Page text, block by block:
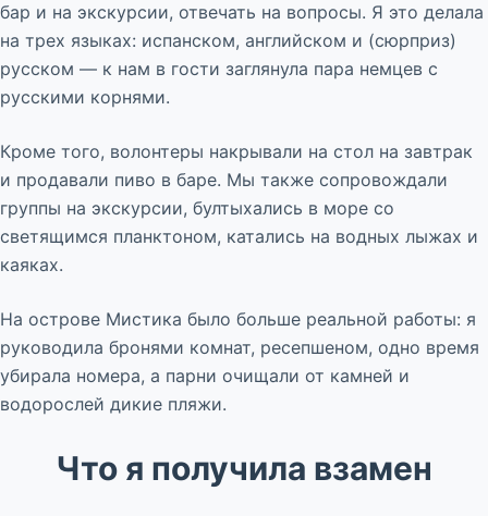
бар и на экскурсии, отвечать на вопросы. Я это делала
на трех языках: испанском, английском и (сюрприз)
русском — к нам в гости заглянула пара немцев с
русскими корнями.
Кроме того, волонтеры накрывали на стол на завтрак
и продавали пиво в баре. Мы также сопровождали
группы на экскурсии, бултыхались в море со
светящимся планктоном, катались на водных лыжах и
каяках.
На острове Мистика было больше реальной работы: я
руководила бронями комнат, ресепшеном, одно время
убирала номера, а парни очищали от камней и
водорослей дикие пляжи.
Что я получила взамен